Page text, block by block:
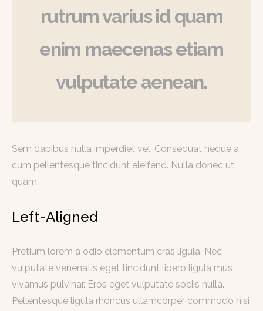
rutrum varius id quam
enim maecenas etiam
vulputate aenean.
Sem dapibus nulla imperdiet vel. Consequat neque a
cum pellentesque tincidunt eleifend. Nulla donec ut
quam.
Left-Aligned
Pretium lorem a odio elementum cras ligula. Nec
vulputate venenatis eget tincidunt libero ligula mus
vivamus pulvinar. Eros eget vulputate sociis nulla.
Pellentesque ligula rhoncus ullamcorper commodo nisi